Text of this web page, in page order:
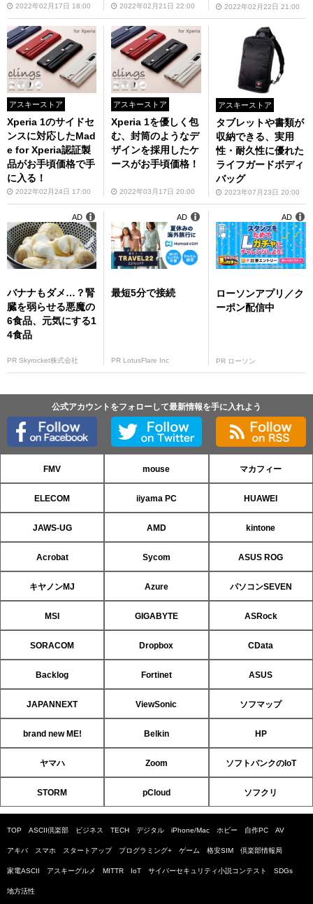
2022年02月17日 18:00 2022年02月21日 22:00 2022年02月22日 21:00
アスキーストア
Xperia 1のサイドセ
ンスに対応したMad
e for Xperia認証製
品がお手頃価格で手
に入る！
2022年02月24日 17:00
アスキーストア
Xperia 1を優しく包
む、封筒のようなデ
ザインを採用したケ
ースがお手頃価格！
2022年03月17日 20:00
アスキーストア
タブレットや書類が
収納できる、実用
性・耐久性に優れた
ライフガードボディ
バッグ
2023年07月23日 20:00
バナナもダメ…？腎
臓を弱らせる悪魔の
6食品、元気にする1
4食品
PR Skyrocket株式会社
AD
最短5分で接続
PR LotusFlare Inc
AD
ローソンアプリ／ク
ーポン配信中
PR ローソン
AD
公式アカウントをフォローして最新情報を手に入れよう
FMV mouse マカフィー
ELECOM iiyama PC HUAWEI
JAWS-UG AMD kintone
Acrobat Sycom ASUS ROG
キヤノンMJ Azure パソコンSEVEN
MSI GIGABYTE ASRock
SORACOM Dropbox CData
Backlog Fortinet ASUS
JAPANNEXT ViewSonic ソフマップ
brand new ME! Belkin HP
ヤマハ Zoom ソフトバンクのIoT
STORM pCloud ソフクリ
TOP ASCII倶楽部 ビジネス TECH デジタル iPhone/Mac ホビー 自作PC AV
アキバ スマホ スタートアップ プログラミング+ ゲーム 格安SIM 倶楽部情報局
家電ASCII アスキーグルメ MITTR IoT サイバーセキュリティ小説コンテスト SDGs
地方活性